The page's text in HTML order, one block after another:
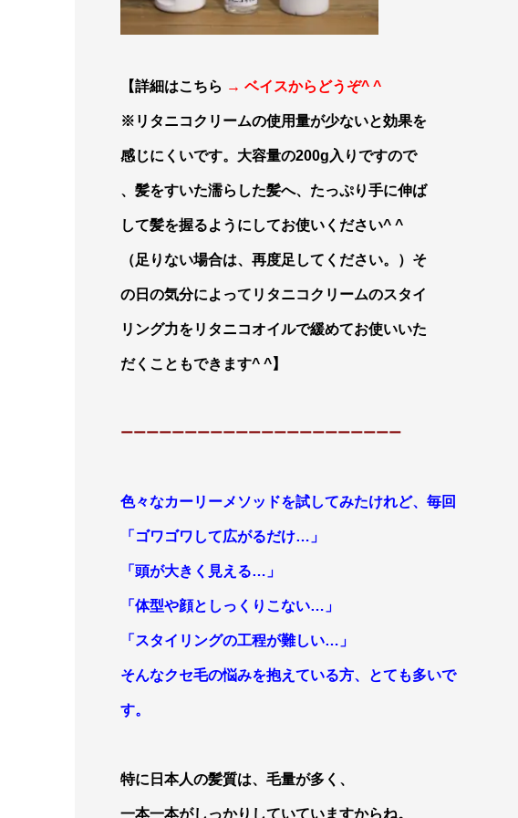
【詳細はこちら → ベイスからどうぞ^ ^
※リタニコクリームの使用量が少ないと効果を
感じにくいです。大容量の200g入りですので
、髪をすいた濡らした髪へ、たっぷり手に伸ば
して髪を握るようにしてお使いください^ ^
（足りない場合は、再度足してください。）そ
の日の気分によってリタニコクリームのスタイ
リング力をリタニコオイルで緩めてお使いいた
だくこともできます^ ^】
ーーーーーーーーーーーーーーーーーーーーーー
色々なカーリーメソッドを試してみたけれど、毎回
「ゴワゴワして広がるだけ…」
「頭が大きく見える…」
「体型や顔としっくりこない…」
「スタイリングの工程が難しい…」
そんなクセ毛の悩みを抱えている方、とても多いで
す。
特に日本人の髪質は、 毛量が多く、
一本一本がしっかりしていていますからね。